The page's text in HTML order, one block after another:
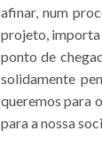
afinar, num
projeto, importa
ponto de
solidamente
queremos para
para a nossa